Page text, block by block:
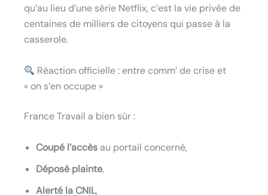
qu’au lieu d’une série Netflix, c’est la vie privée de
centaines de milliers de citoyens qui passe à la
casserole.
Réaction officielle : entre comm’ de crise et
« on s’en occupe »
France Travail a bien sûr :
Coupé l’accès au portail concerné,
Déposé plainte,
Alerté la CNIL,